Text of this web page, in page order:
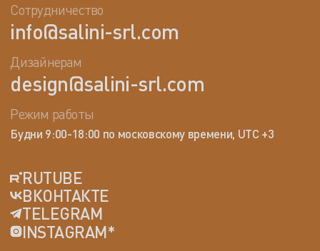
Сотрудничество
info@salini-srl.com
Дизайнерам
design@salini-srl.com
Режим работы
Будни 9:00-18:00 по московскому времени, UTC +3
RUTUBE
ВКОНТАКТЕ
TELEGRAM
INSTAGRAM*